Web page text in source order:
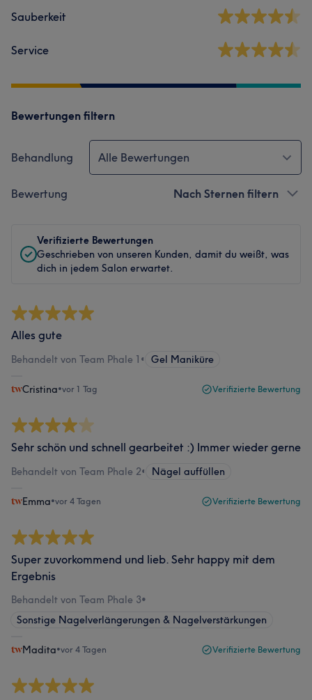
Sauberkeit
Service
Bewertungen filtern
Behandlung Alle Bewertungen
Bewertung Nach Sternen filtern
Verifizierte Bewertungen
Geschrieben von unseren Kunden, damit du weißt, was
dich in jedem Salon erwartet.
Alles gute
Behandelt von Team Phale 1 • Gel Maniküre
Cristina•vor 1 Tag Verifizierte Bewertung
Sehr schön und schnell gearbeitet :) Immer wieder gerne
Behandelt von Team Phale 2• Nägel auffüllen
Emma•vor 4 Tagen Verifizierte Bewertung
Super zuvorkommend und lieb. Sehr happy mit dem
Ergebnis
Behandelt von Team Phale 3•
Sonstige Nagelverlängerungen & Nagelverstärkungen
Madita•vor 4 Tagen Verifizierte Bewertung